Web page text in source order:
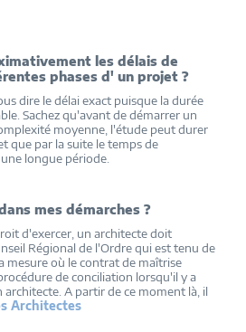
les délais de
phases d' un projet ?
dire le délai exact puisque la durée
Sachez qu'avant de démarrer un
moyenne, l'étude peut durer
que par la suite le temps de
longue période.
mes démarches ?
d'exercer, un architecte doit
Régional de l'Ordre qui est tenu de
mesure où le contrat de maîtrise
de conciliation lorsqu'il y a
A partir de ce moment là, il
Architectes